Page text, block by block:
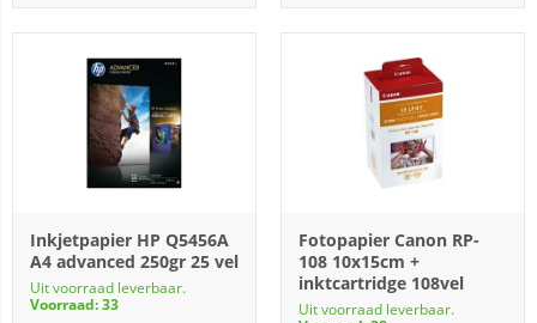
Inkjetpapier HP Q5456A
A4 advanced 250gr 25 vel
Uit voorraad leverbaar.
Voorraad: 33
Fotopapier Canon RP-
108 10x15cm +
inktcartridge 108vel
Uit voorraad leverbaar.